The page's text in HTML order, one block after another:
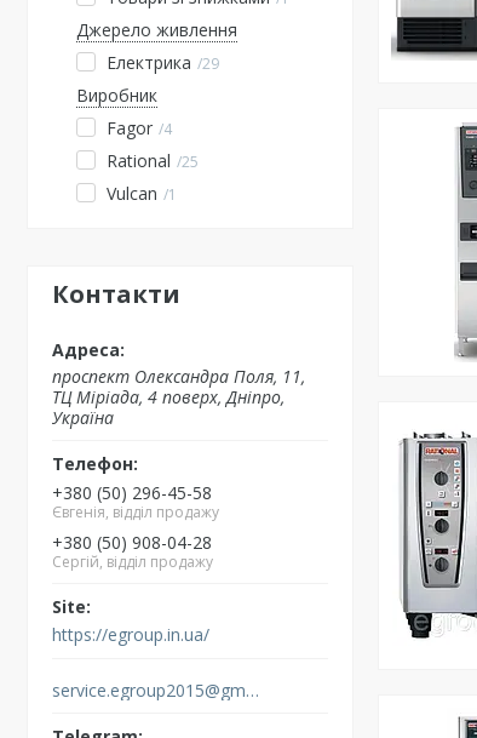
Джерело живлення
Електрика 29
Виробник
Fagor 4
Rational 25
Vulcan 1
Контакти
проспект Олександра Поля, 11,
ТЦ Міріада, 4 поверх, Дніпро,
Україна
+380 (50) 296-45-58
Євгенія, відділ продажу
+380 (50) 908-04-28
Сергій, відділ продажу
https://egroup.in.ua/
service.egroup2015@gmail.com